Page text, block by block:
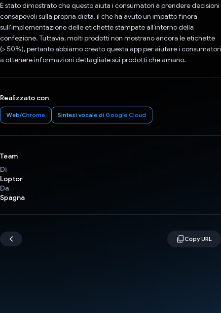
È stato dimostrato che questo aiuta i consumatori a prendere decisioni
consapevoli sulla propria dieta, il che ha avuto un impatto finora
sull'implementazione delle etichette stampate all'interno della
confezione. Tuttavia, molti prodotti non mostrano ancora le etichette
(> 50%), pertanto abbiamo creato questa app per aiutare i consumatori
a ottenere informazioni dettagliate sui prodotti che amano.
Realizzato con
Web/Chrome Sintesi vocale di Google Cloud
Team
Di
Loptor
Da
Spagna